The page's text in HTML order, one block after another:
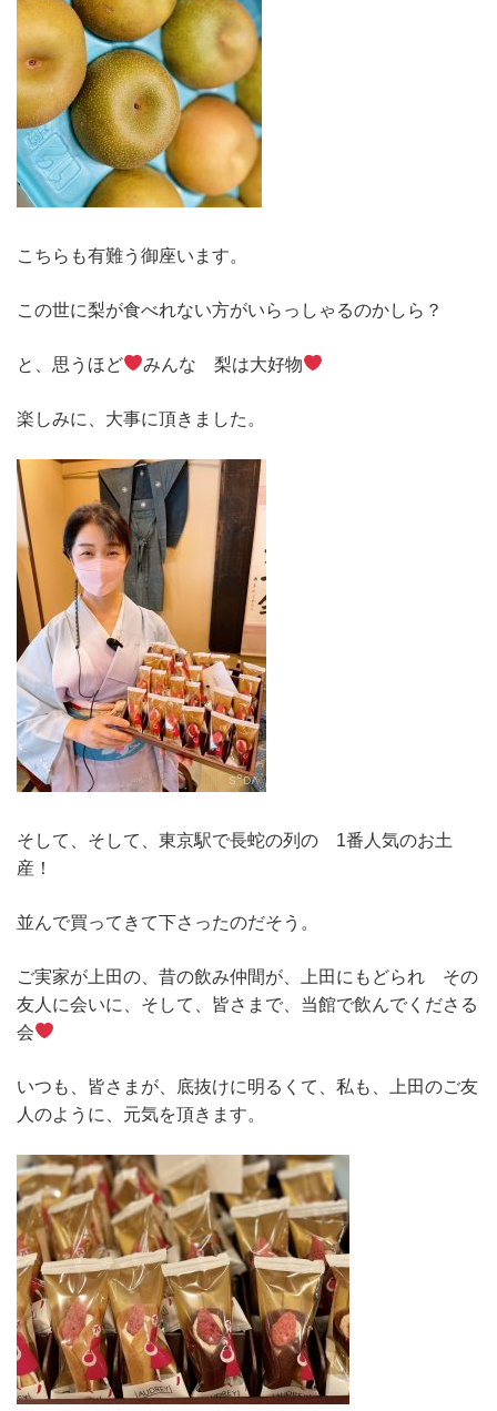
こちらも有難う御座います。
この世に梨が食べれない方がいらっしゃるのかしら？
と、思うほど みんな 梨は大好物
楽しみに、大事に頂きました。
そして、そして、東京駅で長蛇の列の 1番人気のお土
産！
並んで買ってきて下さったのだそう。
ご実家が上田の、昔の飲み仲間が、上田にもどられ その
友人に会いに、そして、皆さまで、当館で飲んでくださる
会
いつも、皆さまが、底抜けに明るくて、私も、上田のご友
人のように、元気を頂きます。